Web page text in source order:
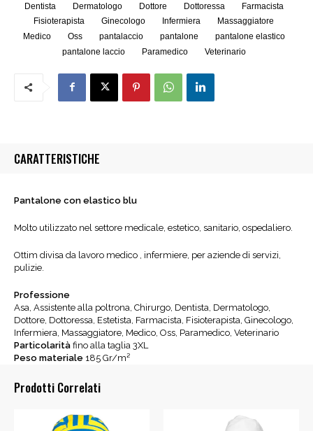
Dentista
Dermatologo Dottore Dottoressa
Farmacista
Fisioterapista
Ginecologo Infermiera
Massaggiatore
Medico
Oss pantalaccio pantalone
pantalone elastico
pantalone laccio
Paramedico Veterinario
CARATTERISTICHE
Pantalone con elastico blu
Molto utilizzato nel settore medicale, estetico, sanitario, ospedaliero.
Ottim divisa da lavoro medico , infermiere, per aziende di servizi,
pulizie.
Professione
Asa, Assistente alla poltrona, Chirurgo, Dentista, Dermatologo,
Dottore, Dottoressa, Estetista, Farmacista, Fisioterapista, Ginecologo,
Infermiera, Massaggiatore, Medico, Oss, Paramedico, Veterinario
Particolarità fino alla taglia 3XL
Peso materiale 185 Gr/m²
Prodotti Correlati